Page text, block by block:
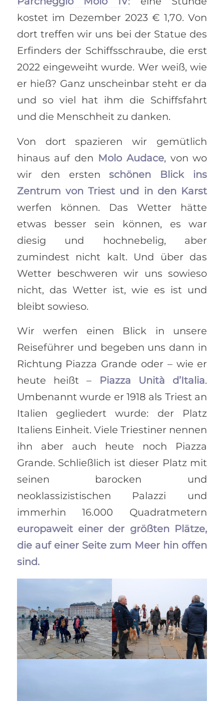
kostet im Dezember 2023 € 1,70. Von
dort treffen wir uns bei der Statue des
Erfinders der Schiffsschraube, die erst
2022 eingeweiht wurde. Wer weiß, wie
er hieß? Ganz unscheinbar steht er da
und so viel hat ihm die Schiffsfahrt
und die Menschheit zu danken.
Von dort spazieren wir gemütlich
hinaus auf den Molo Audace, von wo
wir den erstenschönen Blick ins
Zentrum von Triest und in den Karst
werfen können. Das Wetter hätte
etwas besser sein können, es war
diesig und hochnebelig, aber
zumindest nicht kalt. Und über das
Wetter beschweren wir uns sowieso
nicht, das Wetter ist, wie es ist und
bleibt sowieso.
Wir werfen einen Blick in unsere
Reiseführer und begeben uns dann in
Richtung Piazza Grande oder – wie er
heute heißt – Piazza Unità d’Italia.
Umbenannt wurde er 1918 als Triest an
Italien gegliedert wurde: der Platz
Italiens Einheit. Viele Triestiner nennen
ihn aber auch heute noch Piazza
Grande. Schließlich ist dieser Platz mit
seinen barocken und
neoklassizistischen Palazzi und
immerhin 16.000 Quadratmetern
europaweit einer der größten Plätze,
die auf einer Seite zum Meer hin offen
sind.